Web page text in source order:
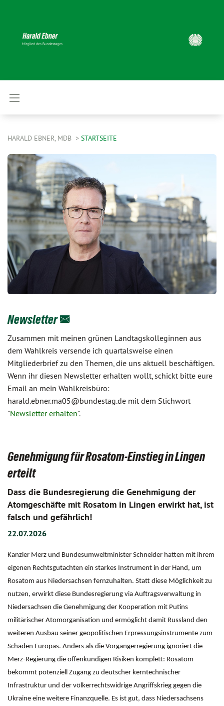
HARALD EBNER, MDB STARTSEITE
Newsletter
Zusammen mit meinen grünen Landtagskolleginnen aus
dem Wahlkreis versende ich quartalsweise einen
Mitgliederbrief zu den Themen, die uns aktuell beschäftigen.
Wenn ihr diesen Newsletter erhalten wollt, schickt bitte eure
Email an mein Wahlkreisbüro:
harald.ebner.ma05@bundestag.de mit dem Stichwort
"Newsletter erhalten".
Genehmigung für Rosatom-Einstieg in Lingen
erteilt
Dass die Bundesregierung die Genehmigung der
Atomgeschäfte mit Rosatom in Lingen erwirkt hat, ist
falsch und gefährlich!
22.07.2026
Kanzler Merz und Bundesumweltminister Schneider hatten mit ihrem
eigenen Rechtsgutachten ein starkes Instrument in der Hand, um
Rosatom aus Niedersachsen fernzuhalten. Statt diese Möglichkeit zu
nutzen, erwirkt diese Bundesregierung via Auftragsverwaltung in
Niedersachsen die Genehmigung der Kooperation mit Putins
militärischer Atomorganisation und ermöglicht damit Russland den
weiteren Ausbau seiner geopolitischen Erpressungsinstrumente zum
Schaden Europas. Anders als die Vorgängerregierung ignoriert die
Merz-Regierung die offenkundigen Risiken komplett: Rosatom
bekommt potenziell Zugang zu deutscher kerntechnischer
Infrastruktur und der völkerrechtswidrige Angriffskrieg gegen die
Ukraine eine weitere Finanzquelle. Es ist gut, dass Niedersachsens